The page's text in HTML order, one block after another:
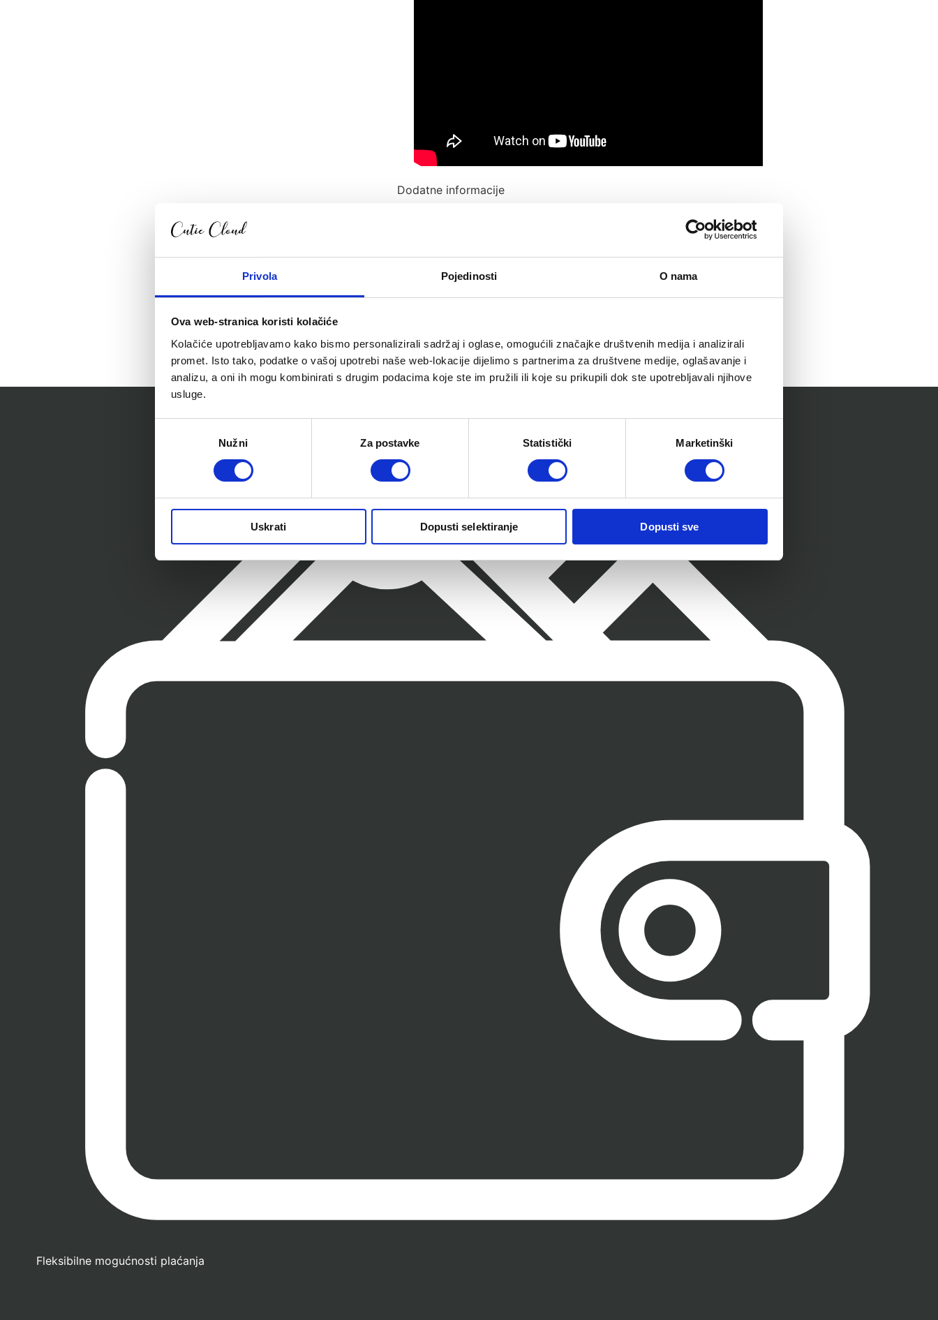
Privola Pojedinosti O nama
Ova web-stranica koristi kolačiće
Kolačiće upotrebljavamo kako bismo personalizirali sadržaj i oglase, omogućili značajke društvenih medija i analizirali
promet. Isto tako, podatke o vašoj upotrebi naše web-lokacije dijelimo s partnerima za društvene medije, oglašavanje i
analizu, a oni ih mogu kombinirati s drugim podacima koje ste im pružili ili koje su prikupili dok ste upotrebljavali njihove
usluge.
Nužni Za postavke Statistički Marketinški
Uskrati Dopusti selektiranje Dopusti sve
Dodatne informacije
Fleksibilne mogućnosti plaćanja